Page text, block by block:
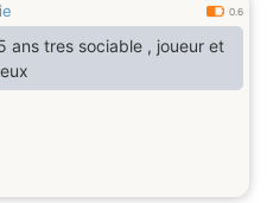
0.6
ans tres sociable , joueur et